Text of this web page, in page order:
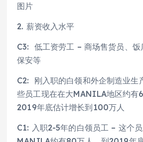
图片
2. 薪资收入水平
C3: 低工资劳工 – 商场售货员、饭
保安等
C2: 刚入职的白领和外企制造业生
些员工现在在大MANILA地区约有
2019年底估计增长到100万人
C1: 入职2-5年的白领员工 – 这个